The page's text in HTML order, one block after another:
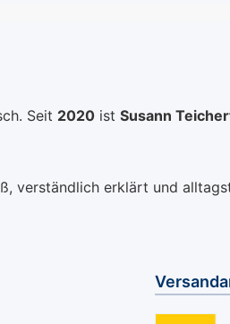
Seit 2020 ist Susann
verständlich erklärt und